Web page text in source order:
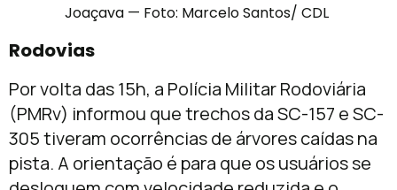
Joaçava — Foto: Marcelo Santos/ CDL
Rodovias
Por volta das 15h, a Polícia Militar Rodoviária
(PMRv) informou que trechos da SC-157 e SC-
305 tiveram ocorrências de árvores caídas na
pista. A orientação é para que os usuários se